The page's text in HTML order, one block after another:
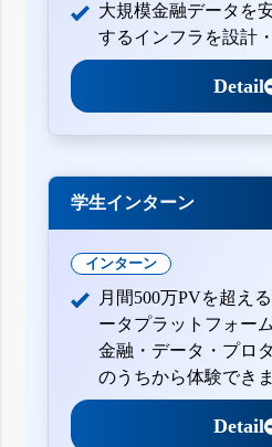
大規模金融データを
するインフラを設計
Detail
学生インターン
インターン
月間500万PVを超え
ータプラットフォー
金融・データ・プロ
のうちから体験できま
Detail